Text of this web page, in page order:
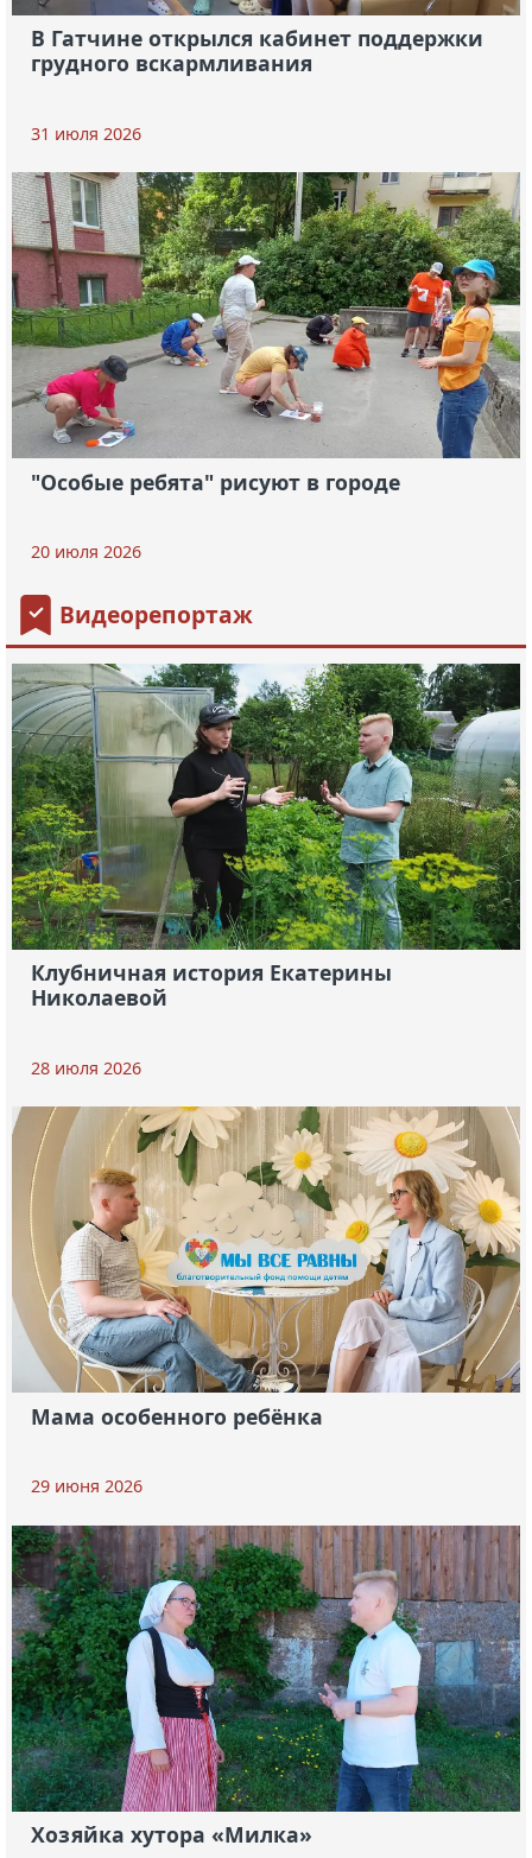
В Гатчине открылся кабинет поддержки
грудного вскармливания
31 июля 2026
"Особые ребята" рисуют в городе
20 июля 2026
Видеорепортаж
Клубничная история Екатерины
Николаевой
28 июля 2026
Мама особенного ребёнка
29 июня 2026
Хозяйка хутора «Милка»